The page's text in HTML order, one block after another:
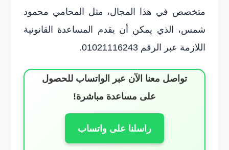
متخصص في هذا المجال، مثل المحامي محمود
شمس، الذي يمكن أن يقدم المساعدة القانونية
اللازمة عبر الرقم 01021116243.
تواصل معنا الآن عبر الواتساب للحصول
على مساعدة مباشرة!
راسلنا على واتساب